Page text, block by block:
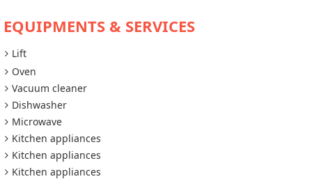
EQUIPMENTS & SERVICES
Lift
Oven
Vacuum cleaner
Dishwasher
Microwave
Kitchen appliances
Kitchen appliances
Kitchen appliances